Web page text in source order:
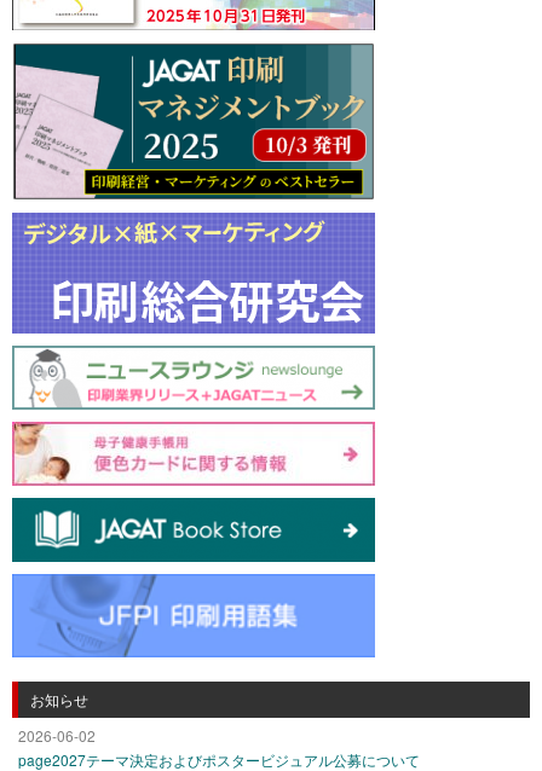
お知らせ
2026-06-02
page2027テーマ決定およびポスタービジュアル公募について